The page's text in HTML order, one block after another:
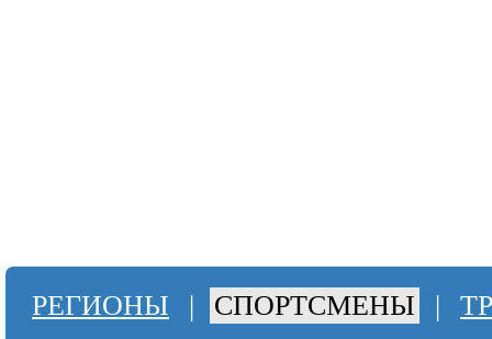
РЕГИОНЫ | СПОРТСМЕНЫ |